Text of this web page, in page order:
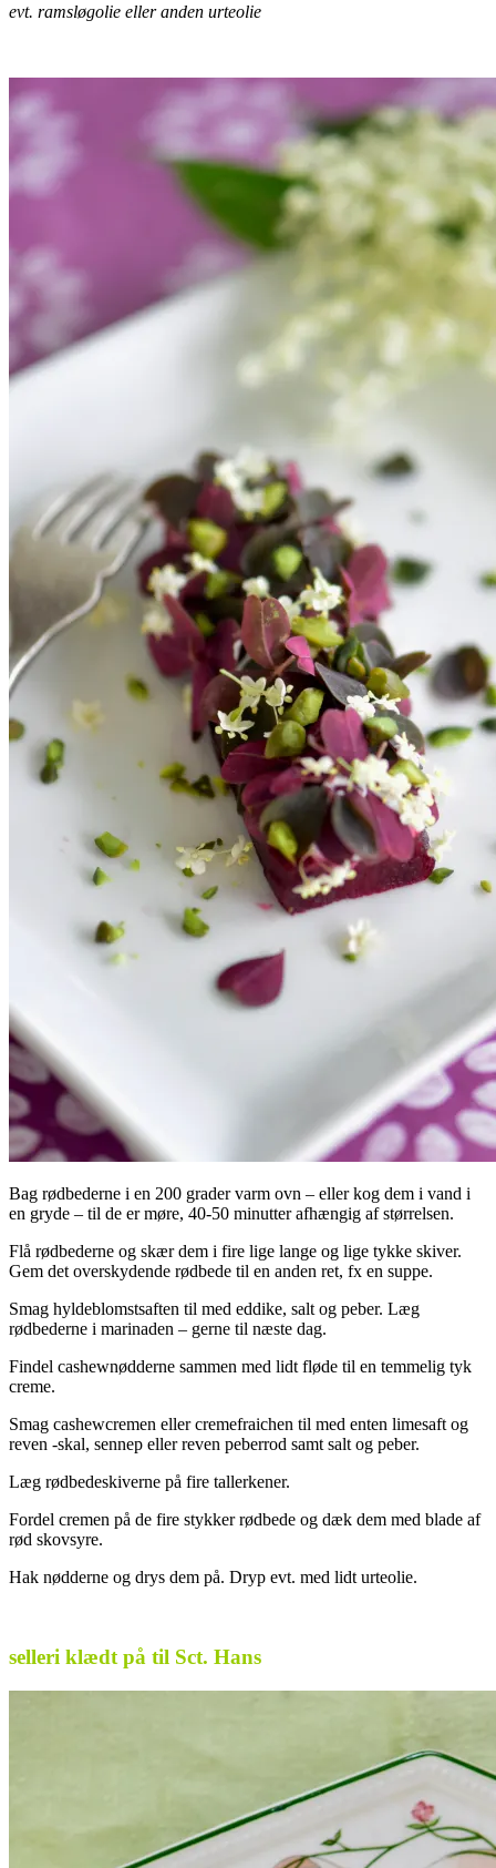
evt. ramsløgolie eller anden urteolie
Bag rødbederne i en 200 grader varm ovn – eller kog dem i vand i
en gryde – til de er møre, 40-50 minutter afhængig af størrelsen.
Flå rødbederne og skær dem i fire lige lange og lige tykke skiver.
Gem det overskydende rødbede til en anden ret, fx en suppe.
Smag hyldeblomstsaften til med eddike, salt og peber. Læg
rødbederne i marinaden – gerne til næste dag.
Findel cashewnødderne sammen med lidt fløde til en temmelig tyk
creme.
Smag cashewcremen eller cremefraichen til med enten limesaft og
reven -skal, sennep eller reven peberrod samt salt og peber.
Læg rødbedeskiverne på fire tallerkener.
Fordel cremen på de fire stykker rødbede og dæk dem med blade af
rød skovsyre.
Hak nødderne og drys dem på. Dryp evt. med lidt urteolie.
selleri klædt på til Sct. Hans